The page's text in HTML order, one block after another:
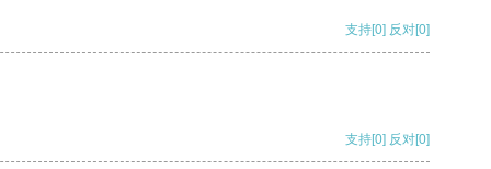
支持[0] 反对[0]
支持[0] 反对[0]